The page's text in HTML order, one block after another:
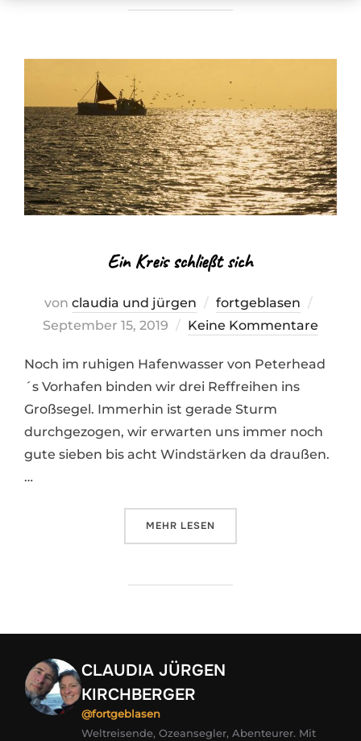
Ein Kreis schließt sich
von claudia und jürgen fortgeblasen
am
September 15, 2019 Keine Kommentare
Noch im ruhigen Hafenwasser von Peterhead
´s Vorhafen binden wir drei Reffreihen ins
Großsegel. Immerhin ist gerade Sturm
durchgezogen, wir erwarten uns immer noch
gute sieben bis acht Windstärken da draußen.
…
MEHR ÜBER „EIN KREIS SCHLIESST
LESEN
CLAUDIA JÜRGEN
KIRCHBERGER
@fortgeblasen
Weltreisende, Ozeansegler, Abenteurer. Mit